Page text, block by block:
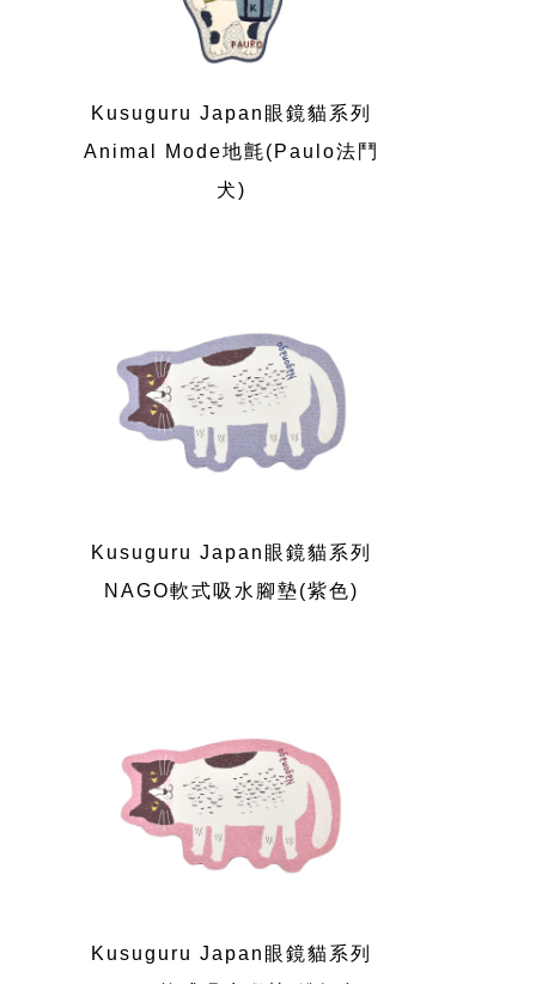
Kusuguru Japan眼鏡貓系列
Animal Mode地氈(Paulo法鬥
犬)
Kusuguru Japan眼鏡貓系列
NAGO軟式吸水腳墊(紫色)
Kusuguru Japan眼鏡貓系列